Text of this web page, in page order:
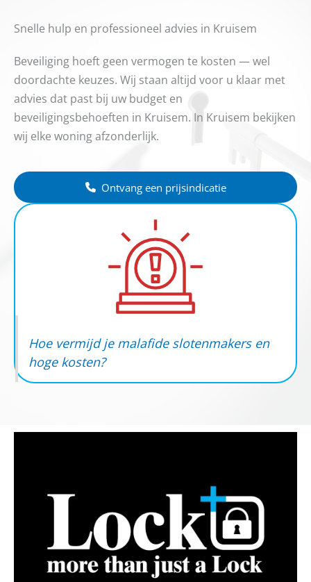
Snelle hulp en professioneel advies in Kruisem
Beveiliging hoeft geen vermogen te kosten — wel
doordachte keuzes. Wij staan altijd voor u klaar met
advies dat past bij uw budget en
beveiligingsbehoeften in Kruisem. In Kruisem bekijken
wij elke woning afzonderlijk.
Ontvang een prijsindicatie
Hoe vermijd je malafide slotenmakers en
hoge kosten?